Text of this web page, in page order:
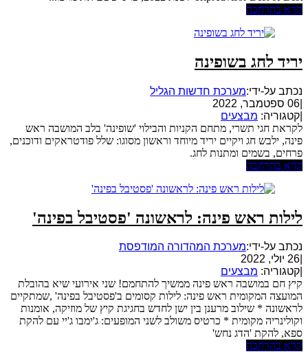
קרא בהרחבה
יריד לחג בשופינה
נכתב על-ידי:מערכת חדשות הגליל
06 ספטמבר, 2022
קטגוריה: מבצעים
לקראת חגי תשרי, מתחם הקניות והבילוי 'שופינה' בלב המושבה ראש
פינה, ילבש חג ויקיים יריד מיוחד וראשון מסוגו: שלל פודטראקים ודוכנים,
פרחים, בשמים ומתנות לחג.
קרא בהרחבה
לילות ראש פינה: לראשונה 'פסטיבל בפינה'
נכתב על-ידי:מערכת המהדורה המודפסת
26 יולי, 2022
קטגוריה: מבצעים
קיץ חם במושבה ראש פינה ממשיך להתחמם! שני אירועי שיא בהובלת
המועצה המקומית ראש פינה: לילות קסומים ב'פסטיבל בפינה' ,שמתקיים
לראשונה * שילוב מרענן בין ישן לחדש בחגיגת קיץ של מוזיקה, אומנות
וקולינריה מקומית * כרטיס משולב לשני המופעים: ג'ימבו ג'יי עם להקת
ספא, להקת 'הדג נחש'
קרא בהרחבה